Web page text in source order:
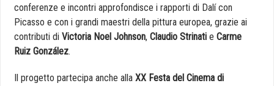
conferenze e incontri approfondisce i rapporti di Dalí con
Picasso e con i grandi maestri della pittura europea, grazie ai
contributi di Victoria Noel Johnson, Claudio Strinati e Carme
Ruiz González.
Il progetto partecipa anche alla XX Festa del Cinema di